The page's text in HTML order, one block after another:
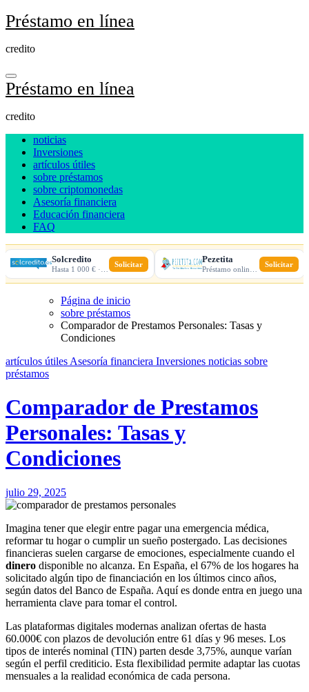
Ir
al
Préstamo en línea
credito
Préstamo en línea
credito
noticias
Inversiones
artículos útiles
sobre préstamos
sobre criptomonedas
Asesoría financiera
Educación financiera
FAQ
Solcredito Solicitar Pezetita Solicitar
Página de inicio
sobre préstamos
Comparador de Prestamos Personales: Tasas y
Condiciones
artículos útiles Asesoría financiera Inversiones noticias sobre
préstamos
Comparador de Prestamos
Personales: Tasas y
Condiciones
julio 29, 2025
Imagina tener que elegir entre pagar una emergencia médica,
reformar tu hogar o cumplir un sueño postergado. Las decisiones
financieras suelen cargarse de emociones, especialmente cuando el
dinero disponible no alcanza. En España, el 67% de los hogares ha
solicitado algún tipo de financiación en los últimos cinco años,
según datos del Banco de España. Aquí es donde entra en juego una
herramienta clave para tomar el control.
Las plataformas digitales modernas analizan ofertas de hasta
60.000€ con plazos de devolución entre 61 días y 96 meses. Los
tipos de interés nominal (TIN) parten desde 3,75%, aunque varían
según el perfil crediticio. Esta flexibilidad permite adaptar las cuotas
mensuales a la realidad económica de cada persona.